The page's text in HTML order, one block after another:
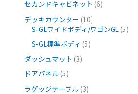
セカンドキャビネット 6
デッキカウンター 10
S-GLワイドボディ/ワゴンGL 5
S-GL標準ボディ 5
ダッシュマット 3
ドアパネル 5
ラゲッジテーブル 3